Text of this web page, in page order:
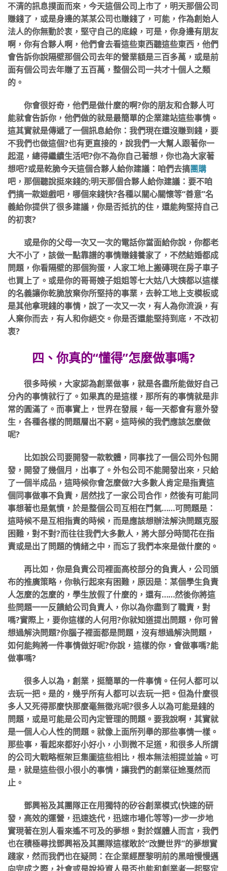
不清的訊息撲面而來，今天這個公司上市了，明天那個公司
賺錢了，或是身邊的某某公司也賺錢了，可能，作為創始人
法人的你無動於衷，堅守自己的底線，可是，你身邊有朋友
啊，你有合夥人啊，他們會去看這些東西聽這些東西，他們
會告訴你說隔壁那個公司去年的營業額是三百多萬，或是前
面有個公司去年賺了五百萬，整個公司一共才十個人之類
的。
你會很好奇，他們是做什麼的啊?你的朋友和合夥人可
能就會告訴你，他們做的就是最簡單的企業建站這些事情。
這其實就是傳遞了一個訊息給你：我們現在還沒賺到錢，要
不我們也做這個?也有更直接的，說我們一大幫人跟著你一
起混，總得繼續生活吧?你不為你自己著想，你也為大家著
想吧?或是乾脆今天這個合夥人給你建議：咱們去搞團購
吧，那個聽說挺來錢的;明天那個合夥人給你建議：要不咱
們搞一款遊戲吧，哪個來錢快?各種以關心關懷等“善意”名
義給你提供了很多建議，你是否抵抗的住，還能夠堅持自己
的初衷?
或是你的父母一次又一次的電話你當面給你說，你都老
大不小了，該做一點靠譜的事情賺錢養家了，不然結婚都成
問題，你看隔壁的那個狗蛋，人家工地上搬磚現在房子車子
也買上了。或是你的哥哥嫂子姐姐等七大姑八大姨都以這樣
的名義讓你乾脆放棄你所堅持的事業，去幹工地上支模板或
是其他拿現錢的事情，說了一次又一次，有人為你流淚，有
人棄你而去，有人和你絕交。你是否還能堅持到底，不改初
衷?
四、你真的“懂得”怎麼做事嗎?
很多時候，大家認為創業做事，就是各盡所能做好自己
分內的事情就行了。如果真的是這樣，那所有的事情就是非
常的圓滿了。而事實上，世界在發展，每一天都會有意外發
生，各種各樣的問題層出不窮。這時候的我們應該怎麼做
呢?
比如說公司要開發一款軟體，同事找了一個公司外包開
發，開發了幾個月，出事了。外包公司不能開發出來，只給
了一個半成品，這時候你會怎麼做?大多數人肯定是指責這
個同事做事不負責，居然找了一家公司合作，然後有可能同
事想著也是氣憤，於是整個公司互相在鬥氣……可問題是：
這時候不是互相指責的時候，而是應該想辦法解決問題克服
困難，對不對?而往往我們大多數人，將大部分時間花在指
責或是出了問題的情緒之中，而忘了我們本來是做什麼的。
再比如，你是負責公司裡面高校部分的負責人，公司頒
布的推廣策略，你執行起來有困難，原因是：某個學生負責
人怎麼的怎麼的，學生放假了什麼的，還有……然後你將這
些問題一一反饋給公司負責人，你以為你盡到了職責，對
嗎?實際上，要你這樣的人何用?你就知道提出問題，你可曾
想過解決問題?你腦子裡面都是問題，沒有想過解決問題，
如何能夠將一件事情做好呢?你說，這樣的你，會做事嗎?能
做事嗎?
很多人以為，創業，挺簡單的一件事情。任何人都可以
去玩一把。是的，幾乎所有人都可以去玩一把。但為什麼很
多人又死得那麼快那麼毫無徵兆呢?很多人以為可能是錢的
問題，或是可能是公司內定管理的問題。要我說啊，其實就
是一個人心人性的問題。就像上面所列舉的那些事情一樣。
那些事，看起來都好小好小，小到微不足道，和很多人所謂
的公司大戰略框架巨集圖這些相比，根本無法相提並論。可
是，就是這些很小很小的事情，讓我們的創業征途戛然而
止。
鄧興裕及其團隊正在用獨特的矽谷創業模式(快速的研
發，高效的運營，迅速迭代，迅速市場化等等)一步一步地
實現著在別人看來遙不可及的夢想。對於媒體人而言，我們
也在積極尋找鄧興裕及其團隊這樣敢於“改變世界”的夢想實
踐家，然而我們也在疑問：在企業經歷黎明前的黑暗慢慢邁